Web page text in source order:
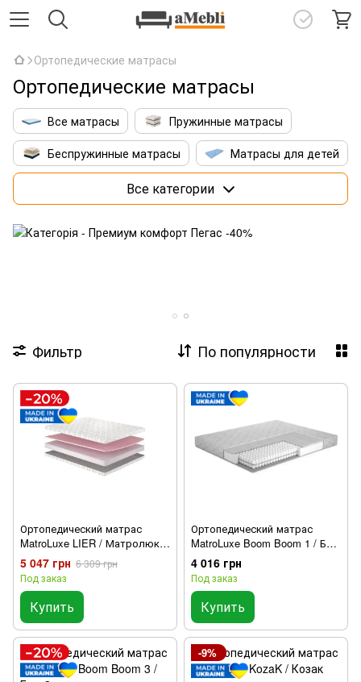
Ортопедические матрасы
Ортопедические матрасы
Все матрасы
Пружинные матрасы
Беспружинные матрасы
Матрасы для детей
Матрасы 160х200 см
Премиум матрасы
Все категории
Фильтр По популярности
Ортопедический матрас
MatroLuxe LIER / Матролюкс
ЛИЕР
5 047 грн 6 309 грн
Под заказ
Купить
Ортопедический матрас
MatroLuxe Boom Boom 1 / Бум
1
4 016 грн
Под заказ
Купить
-9%